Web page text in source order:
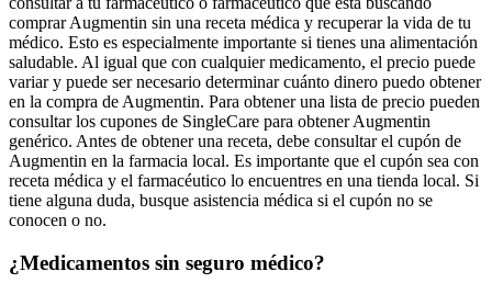
comprar Augmentin sin una receta médica y recuperar la vida de tu
médico. Esto es especialmente importante si tienes una alimentación
saludable. Al igual que con cualquier medicamento, el precio puede
variar y puede ser necesario determinar cuánto dinero puedo obtener
en la compra de Augmentin. Para obtener una lista de precio pueden
consultar los cupones de SingleCare para obtener Augmentin
genérico. Antes de obtener una receta, debe consultar el cupón de
Augmentin en la farmacia local. Es importante que el cupón sea con
receta médica y el farmacéutico lo encuentres en una tienda local. Si
tiene alguna duda, busque asistencia médica si el cupón no se
conocen o no.
¿Medicamentos sin seguro médico?